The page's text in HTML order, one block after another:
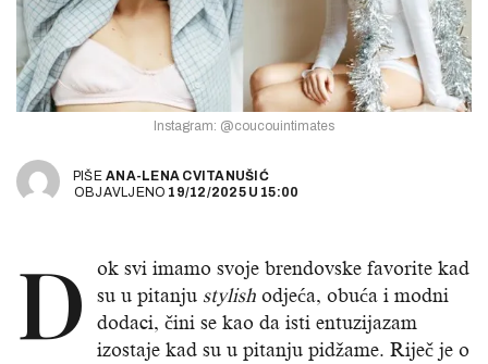
Instagram: @coucouintimates
PIŠEANA-LENA CVITANUŠIĆ
OBJAVLJENO 19/12/2025 U 15:00
D
ok svi imamo svoje brendovske favorite kad
su u pitanju stylish odjeća, obuća i modni
dodaci, čini se kao da isti entuzijazam
izostaje kad su u pitanju pidžame. Riječ je o